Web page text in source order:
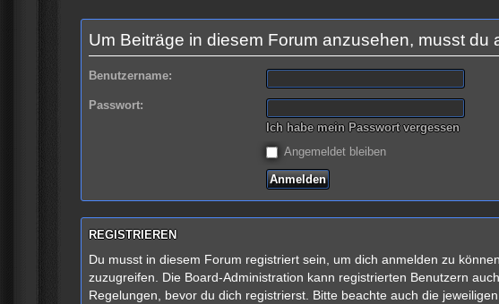
Um Beiträge in diesem Forum anzusehen, musst
Benutzername:
Passwort:
Ich habe mein Passwort vergessen
Angemeldet bleiben
REGISTRIEREN
Du musst in diesem Forum registriert sein, um dich anmelden zu
zuzugreifen. Die Board-Administration kann registrierten Benutzern
Regelungen, bevor du dich registrierst. Bitte beachte auch die